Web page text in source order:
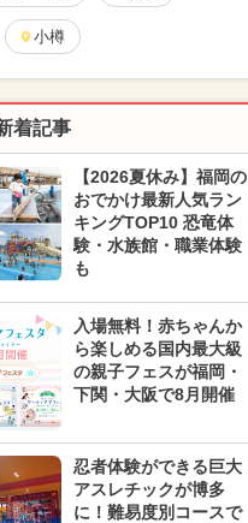
小樽
着記事
【2026夏休み】福岡の
おでかけ最新人気ラン
キングTOP10 恐竜体
験・水族館・職業体験
も
入場無料！赤ちゃんか
ら楽しめる国内最大級
の親子フェスが福岡・
下関・大阪で8月開催
忍者体験ができる巨大
アスレチックが博多
に！難易度別コースで